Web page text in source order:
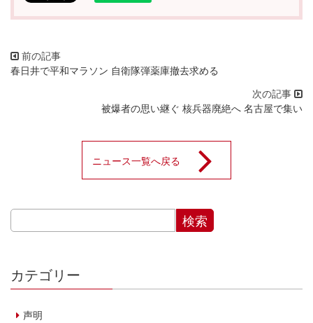
春日井で平和マラソン 自衛隊弾薬庫撤去求める
被爆者の思い継ぐ 核兵器廃絶へ 名古屋で集い
ニュース一覧へ戻る
カテゴリー
声明